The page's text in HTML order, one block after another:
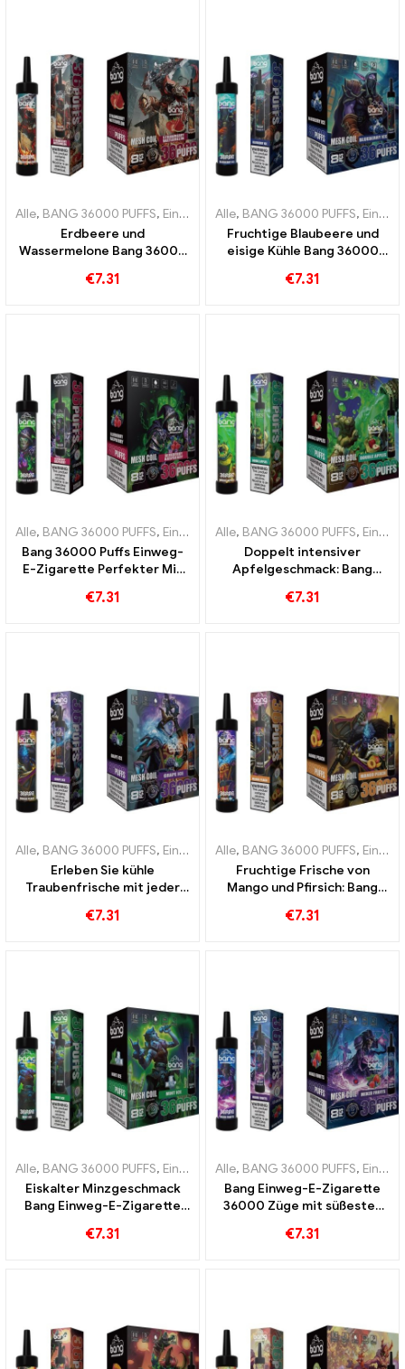
Alle, BANG 36000 PUFFS, Einweg E-Zigaretten ,Einweg-E-
Erdbeere und
Wassermelone Bang 36000
mit Mesh Coil für intensiven
€7.31
Alle, BANG 36000 PUFFS, Einweg E-Zigaretten
Fruchtige Blaubeere und
eisige Kühle Bang 36000
für ein einzigartiges
€7.31
Alle, BANG 36000 PUFFS, Einweg E-Zigaretten ,Einweg-E-
Bang 36000 Puffs Einweg-
E-Zigarette Perfekter Mix
Raspberry mit Mesh Coil für
€7.31
Alle, BANG 36000 PUFFS, Einweg E-Zigaretten
Doppelt intensiver
Apfelgeschmack: Bang
Zigarette mit Double Apples
€7.31
Alle, BANG 36000 PUFFS, Einweg-E-Zigaretten Litauen ,Einweg-E-
Erleben Sie kühle
Traubenfrische mit jeder
Einweg-E-Zigarette mit
€7.31
Alle, BANG 36000 PUFFS, Einweg E-Zigaretten
Fruchtige Frische von
Mango und Pfirsich: Bang
36000 Zügen für ein
€7.31
Alle, BANG 36000 PUFFS, Einweg E-Zigaretten ,Einweg-E-
Eiskalter Minzgeschmack
Bang Einweg-E-Zigarette
Coil für ultimativen
€7.31
Alle, BANG 36000 PUFFS, Einweg E-Zigaretten
Bang Einweg-E-Zigarette
36000 Züge mit süßesten
ultimatives Dampferlebnis
€7.31